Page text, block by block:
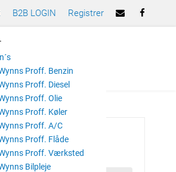
B2B LOGIN Registrer
Proff. Benzin
Proff. Diesel
Proff. Olie
Proff. Køler
Proff. A/C
Proff. Flåde
Proff. Værksted
Bilpleje
12V 130 AH